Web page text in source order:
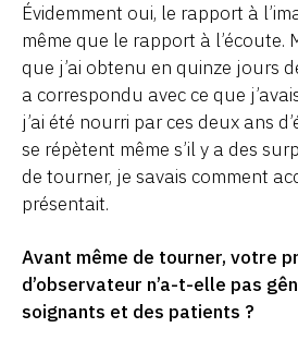
Évidemment oui, le rapport à
même que le rapport à l’écoute.
que j’ai obtenu en quinze jours
a correspondu avec ce que
j’ai été nourri par ces deux ans
se répètent même s’il y a des
de tourner, je savais comment
présentait.
Avant même de tourner, votre
d’observateur n’a-t-elle pas
soignants et des patients ?